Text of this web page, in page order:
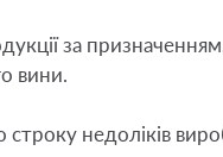
за
вини.
строку недоліків